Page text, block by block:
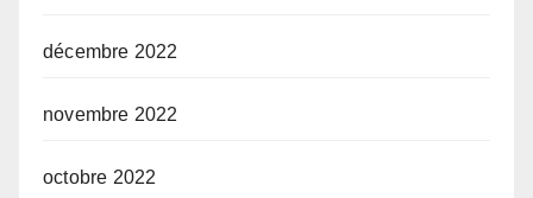
décembre 2022
novembre 2022
octobre 2022